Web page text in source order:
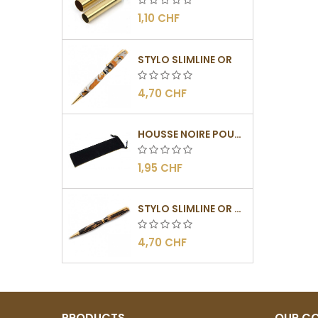
1,10 CHF
STYLO SLIMLINE OR
4,70 CHF
HOUSSE NOIRE POUR STYLOS
1,95 CHF
STYLO SLIMLINE OR - BARRETTE PLATE
4,70 CHF